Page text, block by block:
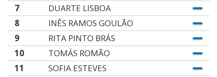
7
DUARTE LISBOA
8
INÊS RAMOS GOULÃO
9
RITA PINTO BRÁS
10
TOMÁS ROMÃO
11
SOFIA ESTEVES